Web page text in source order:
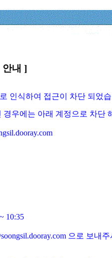
안내 ]
인식하여 접근이 차단 되었
우에는 아래 계정으로 차단
10:35
으로 보내